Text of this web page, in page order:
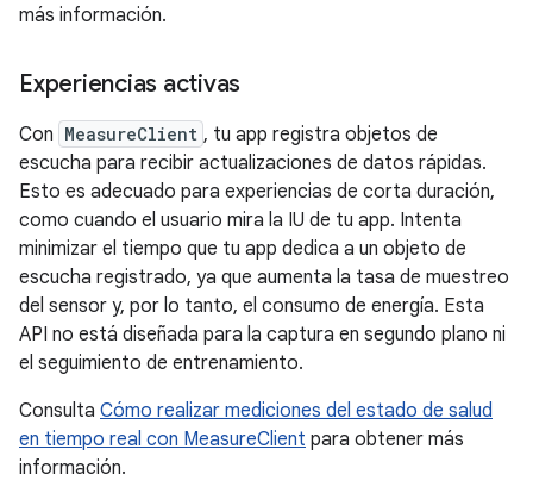
más información.
Experiencias activas
Con MeasureClient , tu app registra objetos de
escucha para recibir actualizaciones de datos rápidas.
Esto es adecuado para experiencias de corta duración,
como cuando el usuario mira la IU de tu app. Intenta
minimizar el tiempo que tu app dedica a un objeto de
escucha registrado, ya que aumenta la tasa de muestreo
del sensor y, por lo tanto, el consumo de energía. Esta
API no está diseñada para la captura en segundo plano ni
el seguimiento de entrenamiento.
Consulta Cómo realizar mediciones del estado de salud
en tiempo real con MeasureClient para obtener más
información.